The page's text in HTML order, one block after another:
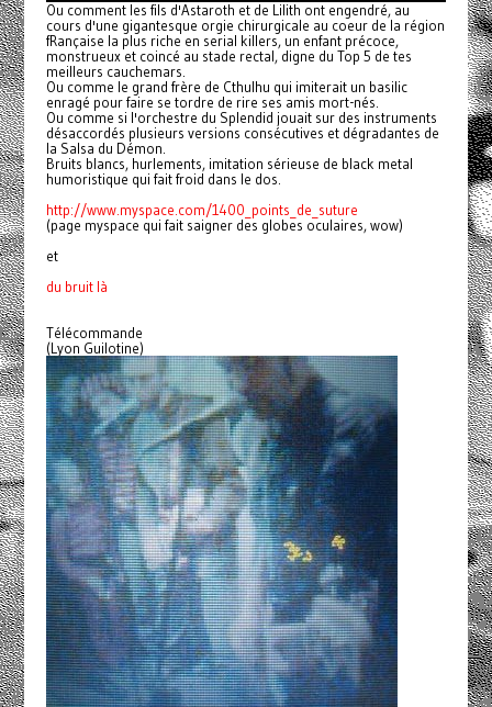
Ou comment les fils d'Astaroth et de Lilith ont engendré, au
cours d'une gigantesque orgie chirurgicale au coeur de la région
fRançaise la plus riche en serial killers, un enfant précoce,
monstrueux et coincé au stade rectal, digne du Top 5 de tes
meilleurs cauchemars.
Ou comme le grand frère de Cthulhu qui imiterait un basilic
enragé pour faire se tordre de rire ses amis mort-nés.
Ou comme si l'orchestre du Splendid jouait sur des instruments
désaccordés plusieurs versions consécutives et dégradantes de
la Salsa du Démon.
Bruits blancs, hurlements, imitation sérieuse de black metal
humoristique qui fait froid dans le dos.
http://www.myspace.com/1400_ points_de_suture
(page myspace qui fait saigner des globes oculaires, wow)
et
du bruit là
Télécommande
(Lyon Guilotine)